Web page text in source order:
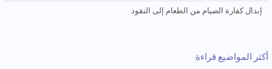
إبدال کفارة الصیام من الطعام إلی النقود
أكثر المواضيع قراءة